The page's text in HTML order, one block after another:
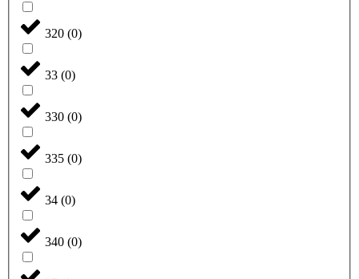
320 (0)
33 (0)
330 (0)
335 (0)
34 (0)
340 (0)